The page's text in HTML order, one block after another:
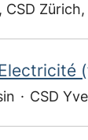
CSD
· CSD